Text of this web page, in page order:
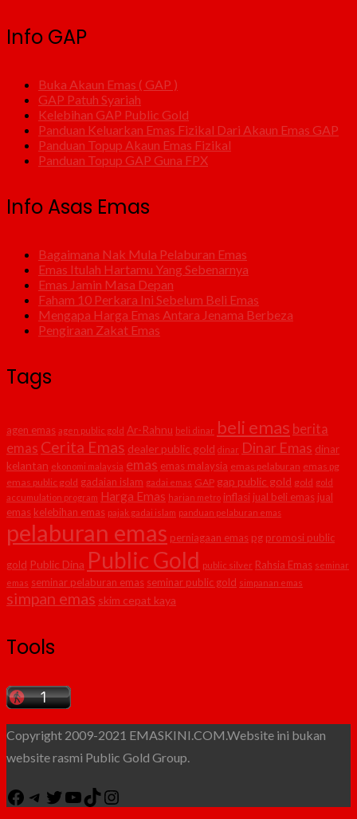
Info GAP
Buka Akaun Emas ( GAP )
GAP Patuh Syariah
Kelebihan GAP Public Gold
Panduan Keluarkan Emas Fizikal Dari Akaun Emas GAP
Panduan Topup Akaun Emas Fizikal
Panduan Topup GAP Guna FPX
Info Asas Emas
Bagaimana Nak Mula Pelaburan Emas
Emas Itulah Hartamu Yang Sebenarnya
Emas Jamin Masa Depan
Faham 10 Perkara Ini Sebelum Beli Emas
Mengapa Harga Emas Antara Jenama Berbeza
Pengiraan Zakat Emas
Tags
agen emas agen public gold Ar-Rahnu beli dinar beli emas berita
emas Cerita Emas dealer public gold dinar Dinar Emas dinar
kelantan ekonomi malaysia emas emas malaysia emas pelaburan emas pg
emas public gold gadaian islam gadai emas GAP gap public gold gold gold
accumulation program Harga Emas harian metro inflasi jual beli emas jual
emas kelebihan emas pajak gadai islam panduan pelaburan emas
pelaburan emas perniagaan emas pg promosi public
gold Public Dina Public Gold public silver Rahsia Emas seminar
emas seminar pelaburan emas seminar public gold simpanan emas
simpan emas skim cepat kaya
Tools
Copyright 2009-2021 EMASKINI.COM.Website ini bukan
website rasmi Public Gold Group.
Facebook
Telegram
Twitter
YouTube
TikTok
Instagram